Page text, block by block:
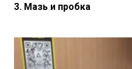
3. Мазь и пробка